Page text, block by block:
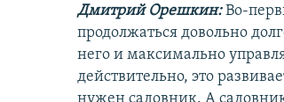
Дмитрий Орешкин:Во-
продолжаться довольно
него и максимально
действительно, это